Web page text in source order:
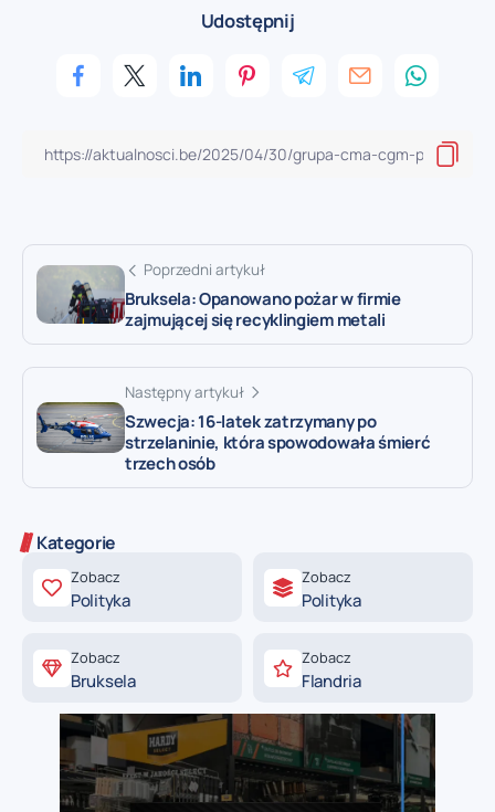
Udostępnij
Poprzedni artykuł
Bruksela: Opanowano pożar w firmie
zajmującej się recyklingiem metali
Następny artykuł
Szwecja: 16-latek zatrzymany po
strzelaninie, która spowodowała śmierć
trzech osób
Kategorie
Zobacz
Polityka
Zobacz
Polityka
Zobacz
Bruksela
Zobacz
Flandria